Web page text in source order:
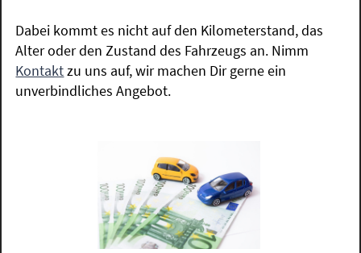
Dabei kommt es nicht auf den Kilometerstand, das
Alter oder den Zustand des Fahrzeugs an. Nimm
Kontaktzu uns auf, wir machen Dir gerne ein
unverbindliches Angebot.